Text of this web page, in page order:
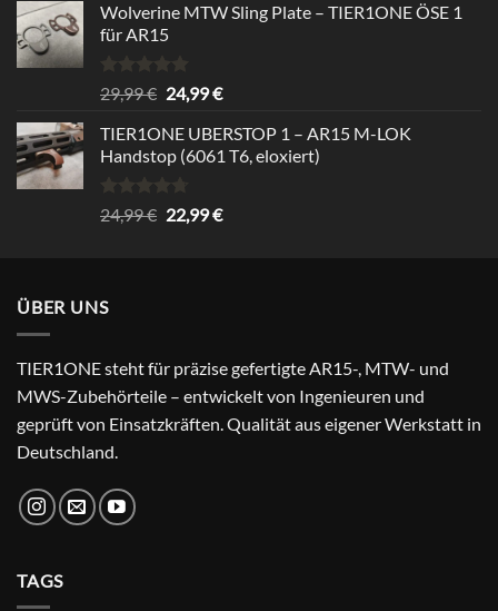
Wolverine MTW Sling Plate – TIER1ONE ÖSE 1
für AR15
Rated5.00
out of 5
29,99€ Original
was:
29,99 €.
24,99€Current
is:
24,99 €.
TIER1ONE UBERSTOP 1 – AR15 M-LOK
Handstop (6061 T6, eloxiert)
Rated4.67
out of 5
24,99€ Original
22,99€Current
ÜBER UNS
TIER1ONE steht für präzise gefertigte AR15-, MTW- und
MWS-Zubehörteile – entwickelt von Ingenieuren und
geprüft von Einsatzkräften. Qualität aus eigener Werkstatt in
Deutschland.
TAGS